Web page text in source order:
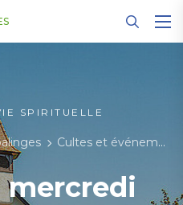
SPIRITUELLE
Cultes et événements
mercredi